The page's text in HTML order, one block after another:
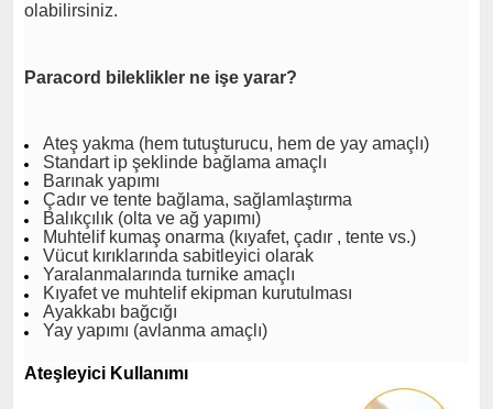
olabilirsiniz.
Paracord bileklikler ne işe yarar?
Ateş yakma (hem tutuşturucu, hem de yay amaçlı)
Standart ip şeklinde bağlama amaçlı
Barınak yapımı
Çadır ve tente bağlama, sağlamlaştırma
Balıkçılık (olta ve ağ yapımı)
Muhtelif kumaş onarma (kıyafet, çadır , tente vs.)
Vücut kırıklarında sabitleyici olarak
Yaralanmalarında turnike amaçlı
Kıyafet ve muhtelif ekipman kurutulması
Ayakkabı bağcığı
Yay yapımı (avlanma amaçlı)
Ateşleyici Kullanımı